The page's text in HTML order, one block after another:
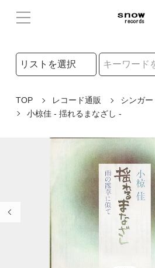
検索リストの選択
TOP レコード通販
シンガ
小椋佳 - 揺れるまなざし -